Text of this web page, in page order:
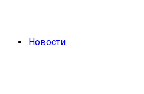
Новости